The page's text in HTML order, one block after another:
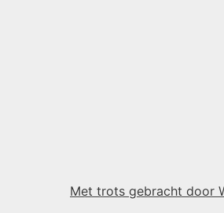
Met trots gebracht door